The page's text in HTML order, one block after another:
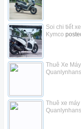
Soi chi tiết
Kymco
Thuê Xe
Thuê xe